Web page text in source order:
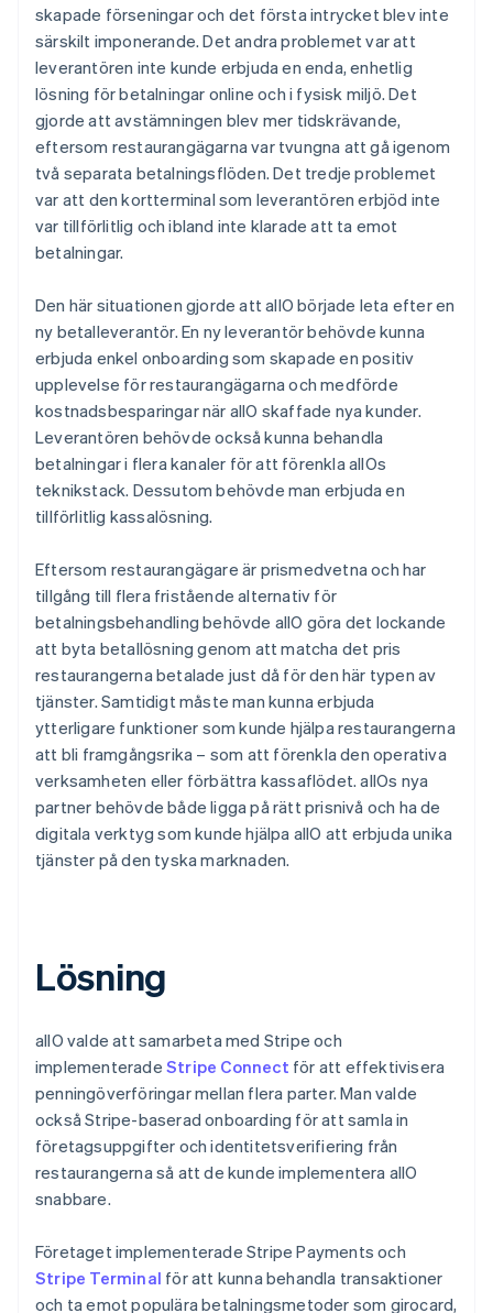
skapade förseningar och det första intrycket blev inte
särskilt imponerande. Det andra problemet var att
leverantören inte kunde erbjuda en enda, enhetlig
lösning för betalningar online och i fysisk miljö. Det
gjorde att avstämningen blev mer tidskrävande,
eftersom restaurangägarna var tvungna att gå igenom
två separata betalningsflöden. Det tredje problemet
var att den kortterminal som leverantören erbjöd inte
var tillförlitlig och ibland inte klarade att ta emot
betalningar.
Den här situationen gjorde att allO började leta efter en
ny betalleverantör. En ny leverantör behövde kunna
erbjuda enkel onboarding som skapade en positiv
upplevelse för restaurangägarna och medförde
kostnadsbesparingar när allO skaffade nya kunder.
Leverantören behövde också kunna behandla
betalningar i flera kanaler för att förenkla allOs
teknikstack. Dessutom behövde man erbjuda en
tillförlitlig kassalösning.
Eftersom restaurangägare är prismedvetna och har
tillgång till flera fristående alternativ för
betalningsbehandling behövde allO göra det lockande
att byta betallösning genom att matcha det pris
restaurangerna betalade just då för den här typen av
tjänster. Samtidigt måste man kunna erbjuda
ytterligare funktioner som kunde hjälpa restaurangerna
att bli framgångsrika – som att förenkla den operativa
verksamheten eller förbättra kassaflödet. allOs nya
partner behövde både ligga på rätt prisnivå och ha de
digitala verktyg som kunde hjälpa allO att erbjuda unika
tjänster på den tyska marknaden.
Lösning
allO valde att samarbeta med Stripe och
implementerade Stripe Connect för att effektivisera
penningöverföringar mellan flera parter. Man valde
också Stripe-baserad onboarding för att samla in
företagsuppgifter och identitetsverifiering från
restaurangerna så att de kunde implementera allO
snabbare.
Företaget implementerade Stripe Payments och
Stripe Terminal för att kunna behandla transaktioner
och ta emot populära betalningsmetoder som girocard,